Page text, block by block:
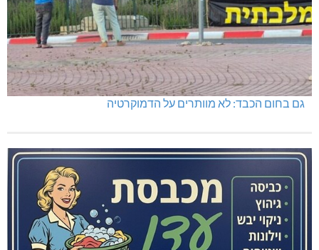
גם בחום הכבד: לא מוותרים על הדמוקרטיה